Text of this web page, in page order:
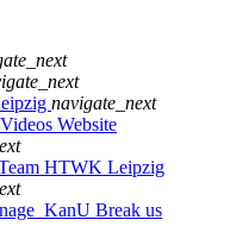
navigate_next
Website
HTWK Leipzig
Break us